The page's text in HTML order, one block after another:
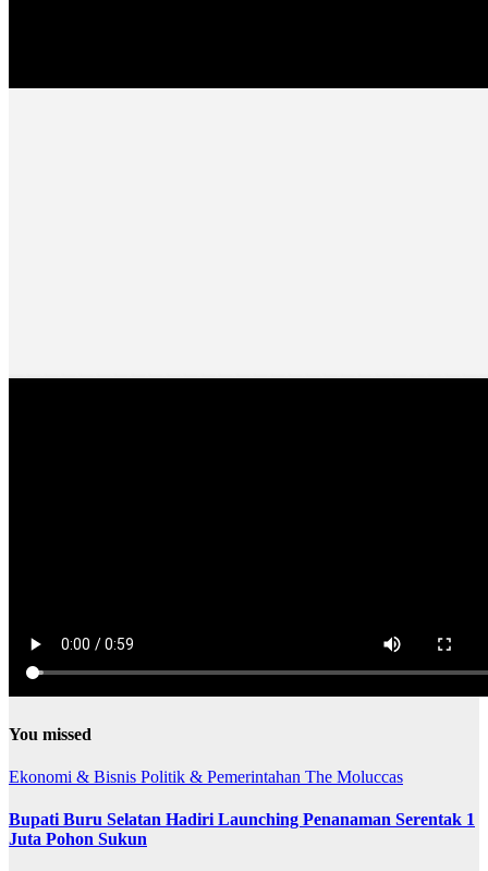
You missed
Ekonomi & Bisnis Politik & Pemerintahan The Moluccas
Bupati Buru Selatan Hadiri Launching Penanaman Serentak 1
Juta Pohon Sukun